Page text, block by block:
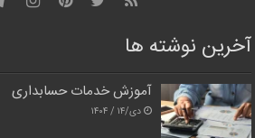
آخرین نوشته ها
آموزش خدمات حسابداری
دی/۱۴ / ۱۴۰۴